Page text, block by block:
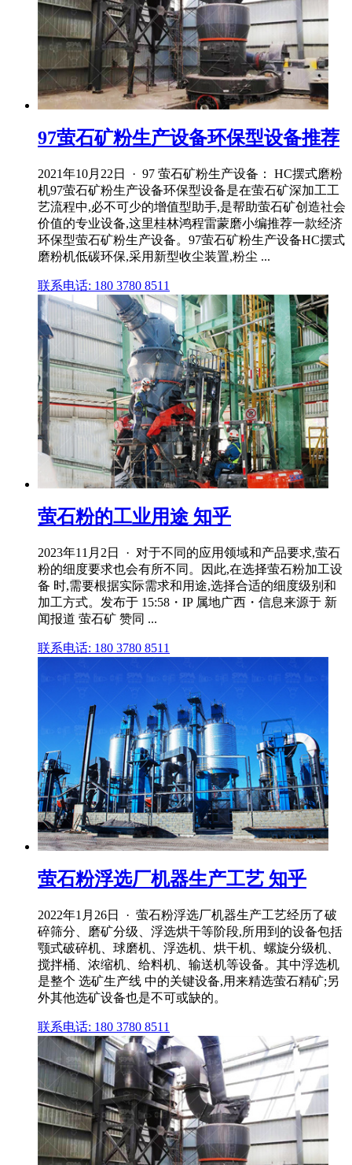
97萤石矿粉生产设备环保型设备推荐
2021年10月22日 · 97 萤石矿粉生产设备： HC摆式磨粉
机97萤石矿粉生产设备环保型设备是在萤石矿深加工工
艺流程中,必不可少的增值型助手,是帮助萤石矿创造社会
价值的专业设备,这里桂林鸿程雷蒙磨小编推荐一款经济
环保型萤石矿粉生产设备。97萤石矿粉生产设备HC摆式
磨粉机低碳环保,采用新型收尘装置,粉尘 ...
联系电话: 180 3780 8511
萤石粉的工业用途 知乎
2023年11月2日 · 对于不同的应用领域和产品要求,萤石
粉的细度要求也会有所不同。因此,在选择萤石粉加工设
备 时,需要根据实际需求和用途,选择合适的细度级别和
加工方式。发布于 15:58・IP 属地广西・信息来源于 新
闻报道 萤石矿 赞同 ...
联系电话: 180 3780 8511
萤石粉浮选厂机器生产工艺 知乎
2022年1月26日 · 萤石粉浮选厂机器生产工艺经历了破
碎筛分、磨矿分级、浮选烘干等阶段,所用到的设备包括
颚式破碎机、球磨机、浮选机、烘干机、螺旋分级机、
搅拌桶、浓缩机、给料机、输送机等设备。其中浮选机
是整个 选矿生产线 中的关键设备,用来精选萤石精矿;另
外其他选矿设备也是不可或缺的。
联系电话: 180 3780 8511